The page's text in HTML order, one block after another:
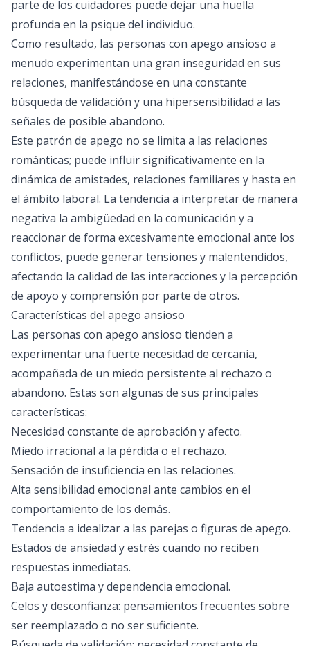
parte de los cuidadores puede dejar una huella
profunda en la psique del individuo.
Como resultado, las personas con apego ansioso a
menudo experimentan una gran inseguridad en sus
relaciones, manifestándose en una constante
búsqueda de validación y una hipersensibilidad a las
señales de posible abandono.
Este patrón de apego no se limita a las relaciones
románticas; puede influir significativamente en la
dinámica de amistades, relaciones familiares y hasta en
el ámbito laboral. La tendencia a interpretar de manera
negativa la ambigüedad en la comunicación y a
reaccionar de forma excesivamente emocional ante los
conflictos, puede generar tensiones y malentendidos,
afectando la calidad de las interacciones y la percepción
de apoyo y comprensión por parte de otros.
Características del apego ansioso
Las personas con apego ansioso tienden a
experimentar una fuerte necesidad de cercanía,
acompañada de un miedo persistente al rechazo o
abandono. Estas son algunas de sus principales
características:
Necesidad constante de aprobación y afecto.
Miedo irracional a la pérdida o el rechazo.
Sensación de insuficiencia en las relaciones.
Alta sensibilidad emocional ante cambios en el
comportamiento de los demás.
Tendencia a idealizar a las parejas o figuras de apego.
Estados de ansiedad y estrés cuando no reciben
respuestas inmediatas.
Baja autoestima y dependencia emocional.
Celos y desconfianza: pensamientos frecuentes sobre
ser reemplazado o no ser suficiente.